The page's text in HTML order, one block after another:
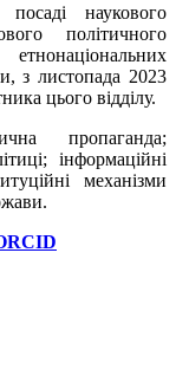
наукового
політичного
з листопада 2023
цього відділу.
пропаганда;
інформаційні
механізми